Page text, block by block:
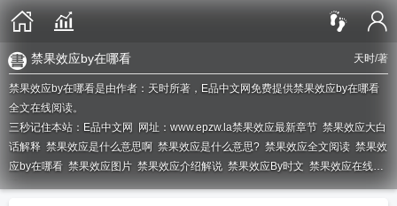
天时/著
禁果效应by在哪看
禁果效应by在哪看是由作者：天时所著，E品中文网免费提供禁果效应by在哪看
全文在线阅读。
三秒记住本站：E品中文网 网址：www.epzw.la禁果效应最新章节 禁果效应大白
话解释 禁果效应是什么意思啊 禁果效应是什么意思? 禁果效应全文阅读 禁果效
应by在哪看 禁果效应图片 禁果效应介绍解说 禁果效应By时文 禁果效应在线阅
读